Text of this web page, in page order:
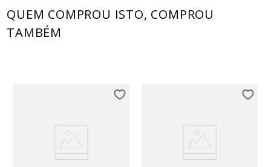
QUEM COMPROU ISTO, COMPROU
TAMBÉM